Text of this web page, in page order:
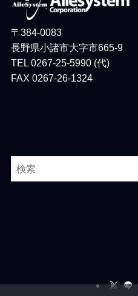
〒384-0083
長野県小諸市大字市665-9
TEL 0267-25-5990 (代)
FAX 0267-26-1324